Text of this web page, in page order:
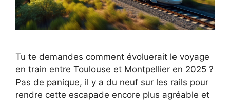
Tu te demandes comment évoluerait le voyage
en train entre Toulouse et Montpellier en 2025 ?
Pas de panique, il y a du neuf sur les rails pour
rendre cette escapade encore plus agréable et